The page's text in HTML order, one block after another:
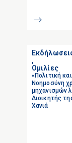
,
Ομιλίες
«Πολιτική
Νοημοσύνη
μηχανισμών
Διοικητής
Χανιά